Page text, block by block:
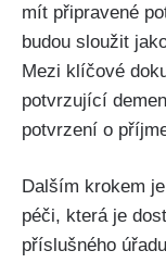
mít připravené
budou sloužit
Mezi klíčové
potvrzující
potvrzení o
Dalším krokem
péči, která je
příslušného